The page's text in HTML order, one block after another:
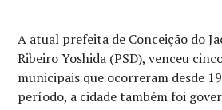
A atual prefeita de Conceição do
Ribeiro Yoshida (PSD), venceu
municipais que ocorreram desde
período, a cidade também foi